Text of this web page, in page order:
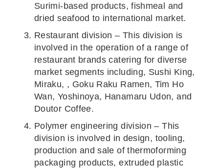
Surimi-based products, fishmeal and
dried seafood to international market.
Restaurant division – This division is
involved in the operation of a range of
restaurant brands catering for diverse
market segments including, Sushi King,
Miraku, , Goku Raku Ramen, Tim Ho
Wan, Yoshinoya, Hanamaru Udon, and
Doutor Coffee.
Polymer engineering division – This
division is involved in design, tooling,
production and sale of thermoforming
packaging products, extruded plastic